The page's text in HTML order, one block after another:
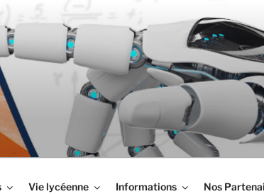
Vie lycéenne Informations Nos